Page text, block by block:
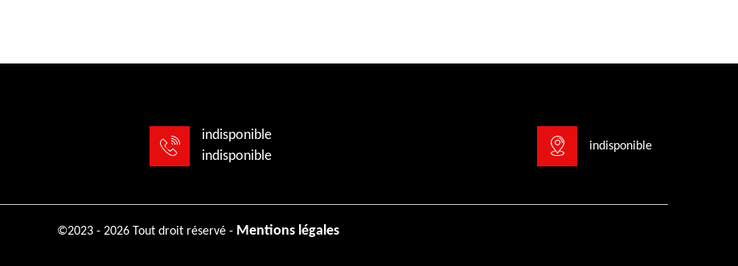
indisponible
indisponible
indisponible
©2023 - 2026 Tout droit réservé - Mentions légales